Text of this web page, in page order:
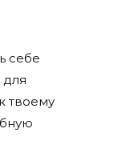
себе
для
твоему